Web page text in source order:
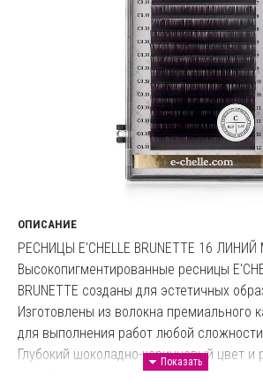
ОПИСАНИЕ
РЕСНИЦЫ E'CHELLE BRUNETTE 16 ЛИНИЙ
Высокопигментированные ресницы
BRUNETTE созданы для эстетичных
Изготовлены из волокна премиального
для выполнения работ любой сложности
Глубокий шоколадно-коричневый цвет и
изгиб для создания выразительного